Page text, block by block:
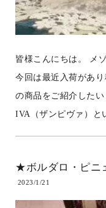
皆様こんにちは。 メ
今回は最近入荷があ
の商品をご紹介した
IVA（ザンピヴァ）と
★ボルダロ・ピニ
2023/1/21